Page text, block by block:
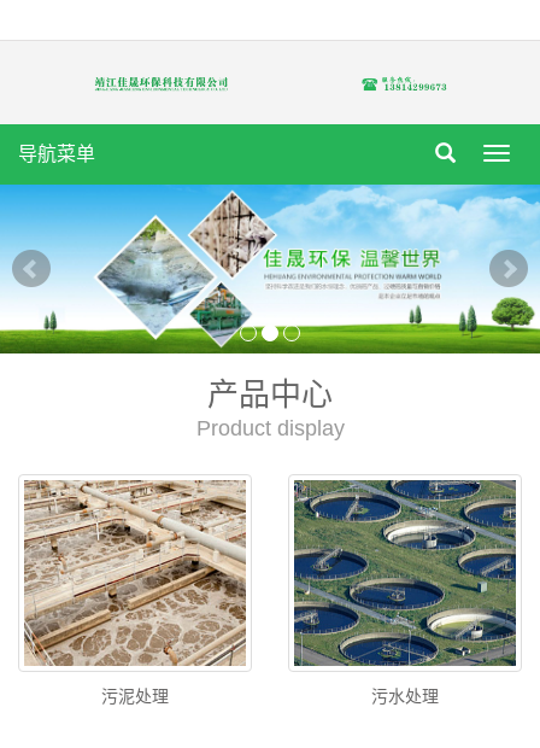
导航菜单
产品中心
Product display
污泥处理 污水处理